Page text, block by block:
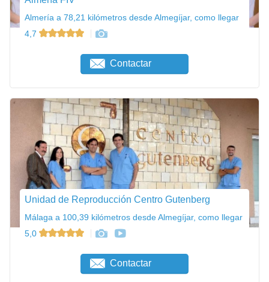
Almería a 78,21 kilómetros desde Almegíjar, como llegar
4,7
Contactar
Unidad de Reproducción Centro Gutenberg
Málaga a 100,39 kilómetros desde Almegíjar, como llegar
5,0
Contactar